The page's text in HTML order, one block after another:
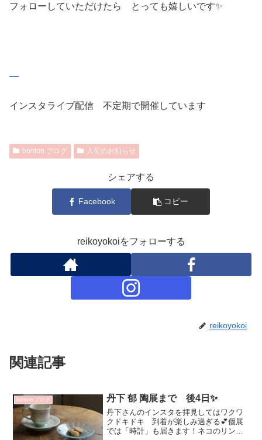
フォローしていただけたら とっても嬉しいです✨
インスタライブ配信 不定期で開催しています
bonton.ブログ 入荷のお知らせ
シェアする
Facebook コピー
reikoyokoiをフォローする
reikoyokoi
関連記事
bonton.ブログ 丹下 郁 陶展まで 後4日✨
丹下さんのインスタを拝見してはワクワ
クドキドキ 到着が楽しみ過ぎる💕個展
では「時計」も届きます！ネコのリング